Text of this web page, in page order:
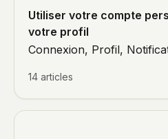
Utiliser votre compte
votre profil
Connexion, Profil,
14 articles